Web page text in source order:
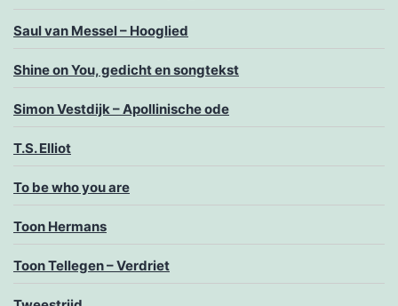
Saul van Messel – Hooglied
Shine on You, gedicht en songtekst
Simon Vestdijk – Apollinische ode
T.S. Elliot
To be who you are
Toon Hermans
Toon Tellegen – Verdriet